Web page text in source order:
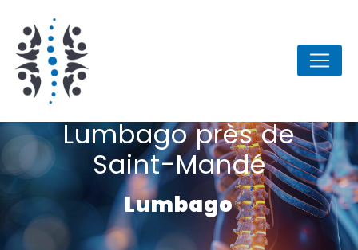
Lumbago près de
Saint-Mandé
Lumbago